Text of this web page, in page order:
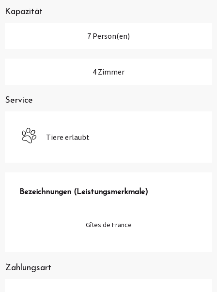
Kapazität
7 Person(en)
4 Zimmer
Service
Tiere erlaubt
Bezeichnungen (Leistungsmerkmale)
Bezeichnungen (Leistungsmerkmale)
Gîtes de France
Zahlungsart